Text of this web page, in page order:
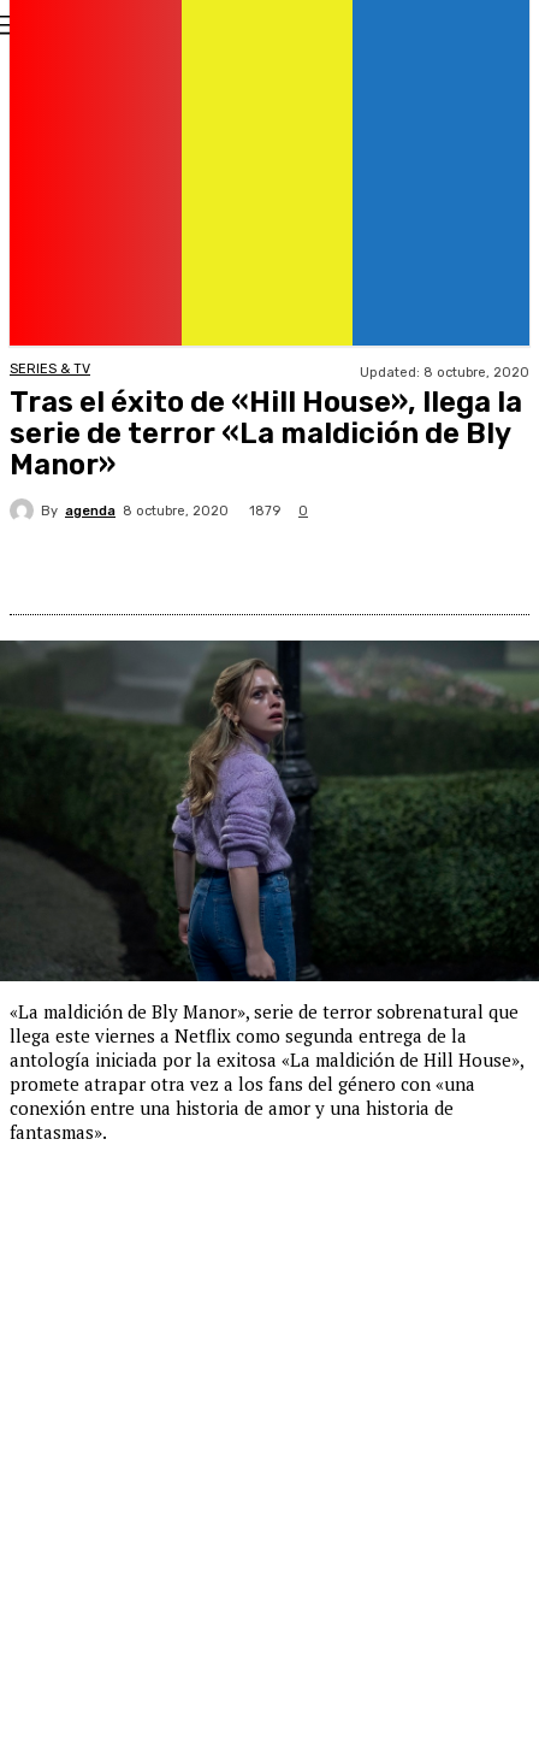
SERIES & TV Updated: 8 octubre, 2020
Tras el éxito de «Hill House», llega la
serie de terror «La maldición de Bly
Manor»
By agenda 8 octubre, 2020 1879 0
«La maldición de Bly Manor», serie de terror sobrenatural que
llega este viernes a Netflix como segunda entrega de la
antología iniciada por la exitosa «La maldición de Hill House»,
promete atrapar otra vez a los fans del género con «una
conexión entre una historia de amor y una historia de
fantasmas».